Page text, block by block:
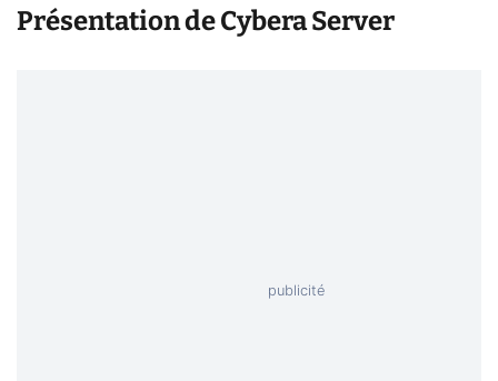
Présentation de Cybera Server